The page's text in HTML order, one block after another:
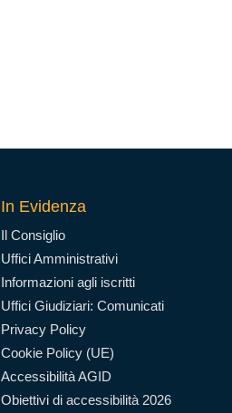
In Evidenza
Il Consiglio
Uffici Amministrativi
Informazioni agli iscritti
Uffici Giudiziari: Comunicati
Privacy Policy
Cookie Policy (UE)
Accessibilità AGID
Obiettivi di accessibilità 2026